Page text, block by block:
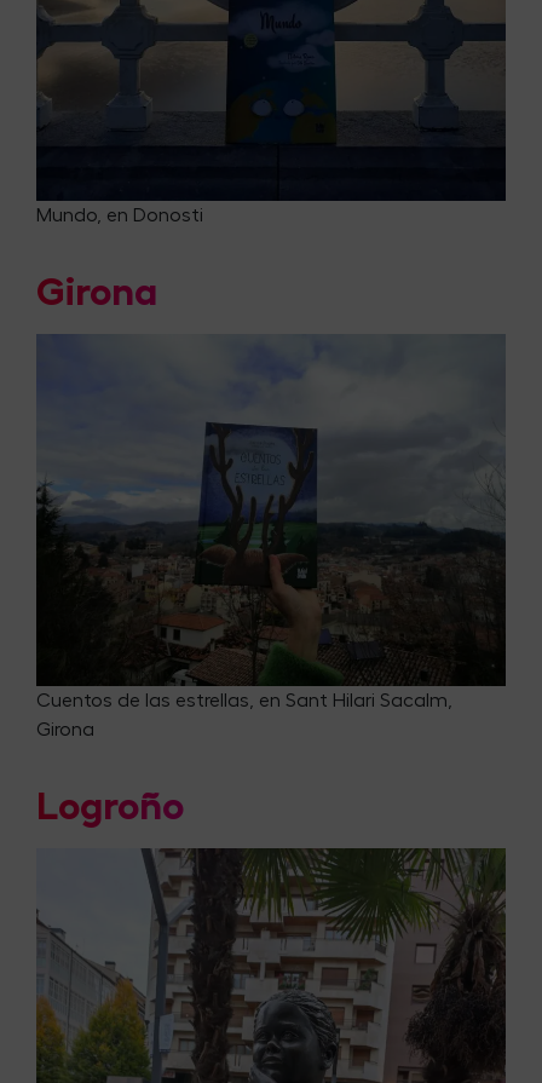
Mundo, en Donosti
Girona
Cuentos de las estrellas, en Sant Hilari Sacalm,
Girona
Logroño